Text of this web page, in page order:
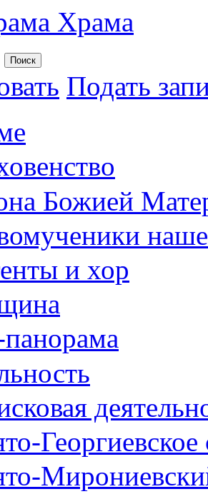
Храма
Подать
Божией
и хор
Георгиевское